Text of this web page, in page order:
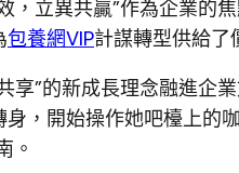
，立異共贏”作為企業的
包養網VIP計謀轉型供給了
”的新成長理念融進企
，開始操作她吧檯上的
。